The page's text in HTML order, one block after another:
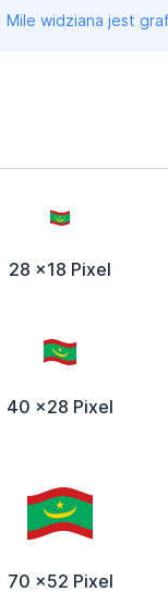
Mile widziana jest
28 x18 Pixel
40 x28 Pixel
70 x52 Pixel